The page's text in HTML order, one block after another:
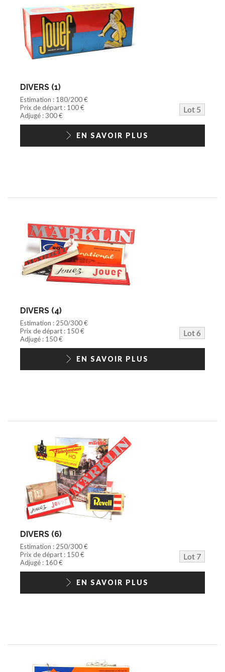
DIVERS (1)
Estimation : 180/200 €
Prix de départ : 100 €
Lot 5
Adjugé : 300 €
EN SAVOIR PLUS
DIVERS (4)
Estimation : 250/300 €
Prix de départ : 150 €
Lot 6
Adjugé : 150 €
EN SAVOIR PLUS
DIVERS (6)
Estimation : 250/300 €
Prix de départ : 150 €
Lot 7
Adjugé : 160 €
EN SAVOIR PLUS